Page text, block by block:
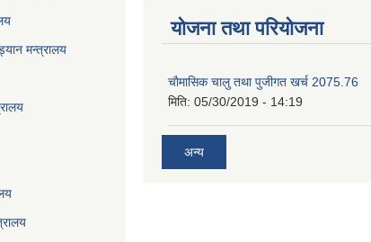
मन्त्रालय
योजना तथा परियोजना
चाैमासिक चालु तथा पुजीगत खर्च 2075.76
मिति: 05/30/2019 - 14:19
अन्य